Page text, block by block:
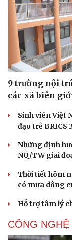
Sức khỏe
Cây thuốc
Sản phụ khoa
Nam khoa
Làm đẹp - giảm
Phòng mạch online
Ăn sạch sống khỏe
9 trường nội
các xã biên
Sinh viên Việt
đạo trẻ BRICS
Những định
NQ/TW giai
Thời tiết hôm
có mưa dông
Hỗ trợ tâm lý
CÔNG NGHỆ